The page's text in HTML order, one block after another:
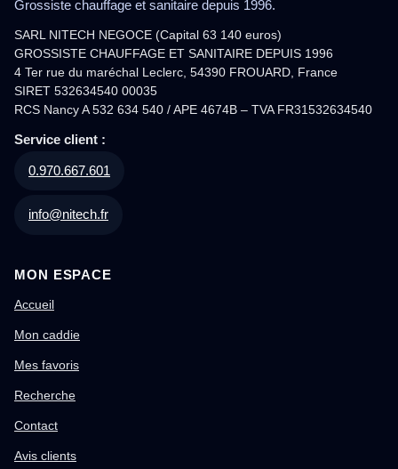
Grossiste chauffage et sanitaire depuis 1996.
SARL NITECH NEGOCE (Capital 63 140 euros)
GROSSISTE CHAUFFAGE ET SANITAIRE DEPUIS 1996
4 Ter rue du maréchal Leclerc, 54390 FROUARD, France
SIRET 532634540 00035
RCS Nancy A 532 634 540 / APE 4674B – TVA FR31532634540
Service client :
0.970.667.601
info@nitech.fr
MON ESPACE
Accueil
Mon caddie
Mes favoris
Recherche
Contact
Avis clients